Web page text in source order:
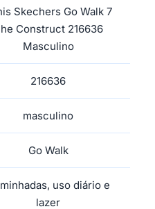
Skechers Go Walk 7
Construct 216636
Masculino
216636
masculino
Go Walk
uso diário e
lazer